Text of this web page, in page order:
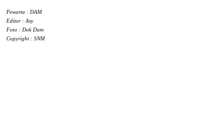
Pewarta : DAM
Editor : Asy
Foto : Dok Dam
Copyright : SNM